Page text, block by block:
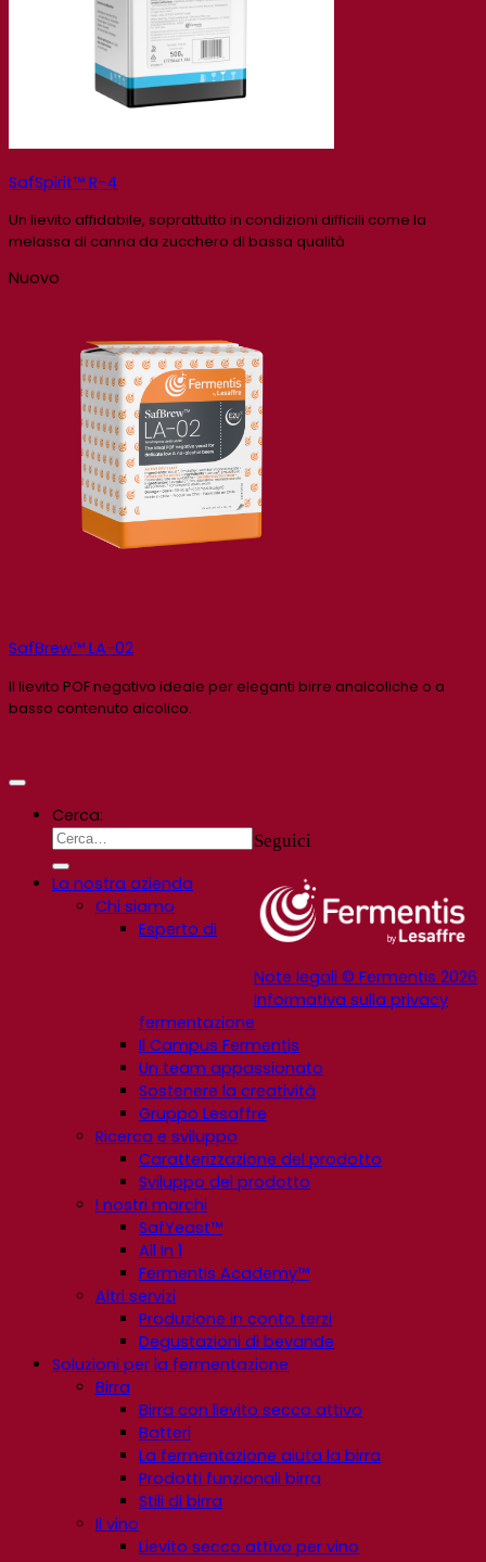
SafSpirit™ R-4
Un lievito affidabile, soprattutto in condizioni difficili come la
melassa di canna da zucchero di bassa qualità
Nuovo
SafBrew™ LA-02
Il lievito POF negativo ideale per eleganti birre analcoliche o a
basso contenuto alcolico.
Seguici
Note legali © Fermentis 2026
Informativa sulla privacy
Cerca:
La nostra azienda
Chi siamo
Esperto di
fermentazione
Il Campus Fermentis
Un team appassionato
Sostenere la creatività
Gruppo Lesaffre
Ricerca e sviluppo
Caratterizzazione del prodotto
Sviluppo del prodotto
I nostri marchi
SafYeast™
All In 1
Fermentis Academy™
Altri servizi
Produzione in conto terzi
Degustazioni di bevande
Soluzioni per la fermentazione
Birra
Birra con lievito secco attivo
Batteri
La fermentazione aiuta la birra
Prodotti funzionali birra
Stili di birra
Il vino
Lievito secco attivo per vino